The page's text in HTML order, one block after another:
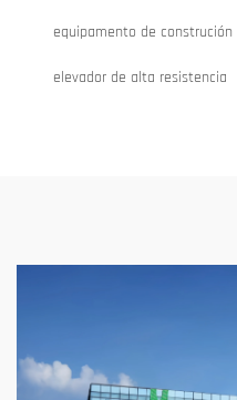
equipamento de
elevador de alta resistencia